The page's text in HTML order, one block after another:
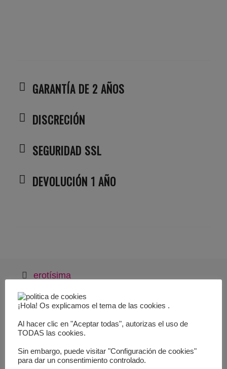
GARANTÍA DE 2 AÑOS
DISCRECIÓN
SEGURIDAD SSL
DEVOLUCIÓN 1 AÑO
erotísima
contacto
vibradores
succionadores
para penes
¡Hola! Os explicamos el tema de las cookies .
Al hacer clic en "Aceptar todas", autorizas el uso de
TODAS las cookies.
Sin embargo, puede visitar "Configuración de cookies"
para dar un consentimiento controlado.